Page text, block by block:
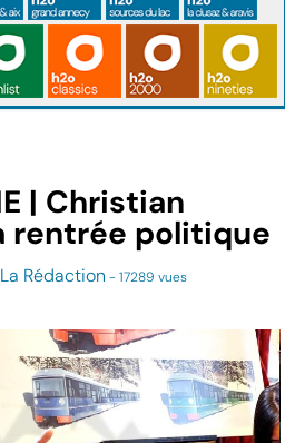
| Christian
rentrée politique
Rédaction - 17289 vues